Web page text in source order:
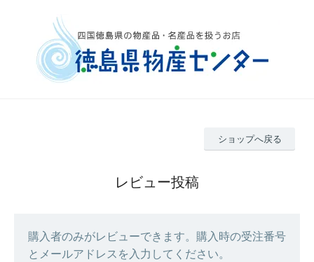
ショップへ戻る
レビュー投稿
購入者のみがレビューできます。購入時の受注番号
とメールアドレスを入力してください。